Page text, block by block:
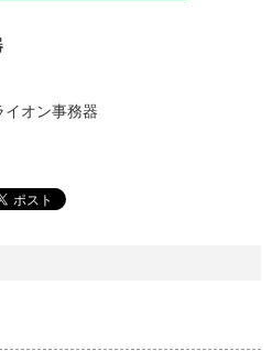
オン事務器